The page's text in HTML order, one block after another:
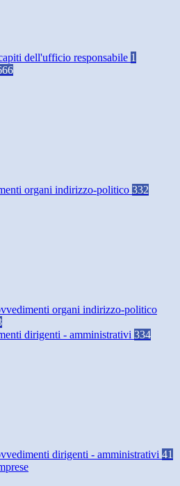
dell'ufficio responsabile 1
organi indirizzo-politico 332
organi indirizzo-politico
dirigenti - amministrativi 334
dirigenti - amministrativi 41